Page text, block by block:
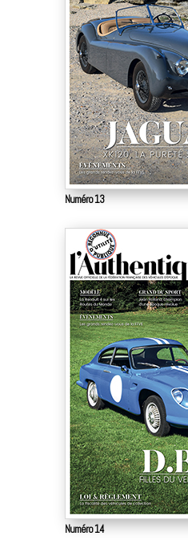
Numéro 13
Numéro 14